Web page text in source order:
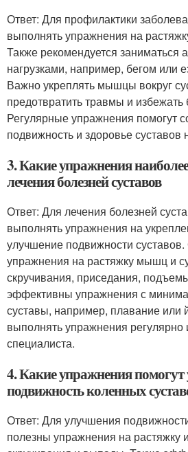
Ответ: Для профилактики
выполнять упражнения на
Также рекомендуется заниматься
нагрузками, например, бегом или
Важно укреплять мышцы вокруг
предотвратить травмы и избежать
Регулярные упражнения помогут
подвижность и здоровье суставов
3. Какие упражнения
лечения болезней суставов
Ответ: Для лечения болезней
выполнять упражнения на
улучшение подвижности
упражнения на растяжку мышц и
скручивания, приседания,
эффективны упражнения с
суставы, например, плавание или
выполнять упражнения регулярно
специалиста.
4. Какие упражнения
подвижность коленных
Ответ: Для улучшения
полезны упражнения на растяжку